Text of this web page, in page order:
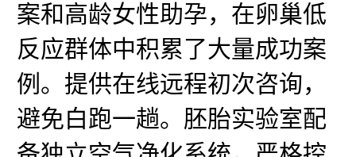
案和高龄女性助孕，在卵巢低
反应群体中积累了大量成功案
例。提供在线远程初次咨询，
避免白跑一趟。胚胎实验室配